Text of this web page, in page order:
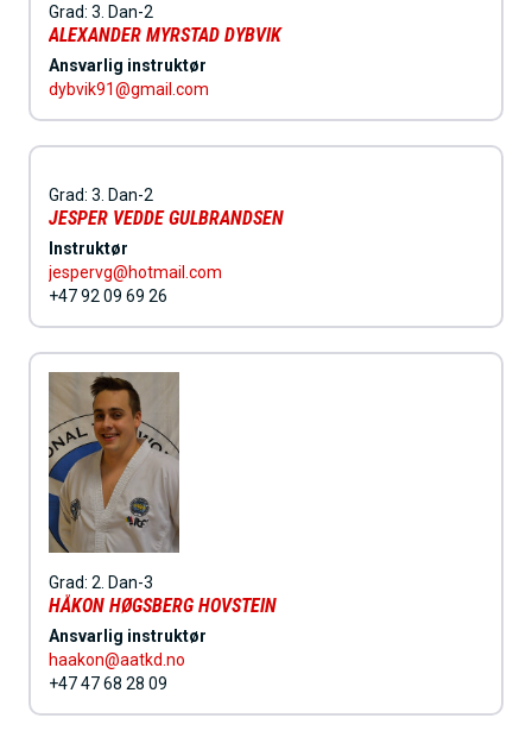
Grad: 3. Dan-2
ALEXANDER MYRSTAD DYBVIK
Ansvarlig instruktør
dybvik91@gmail.com
Grad: 3. Dan-2
JESPER VEDDE GULBRANDSEN
Instruktør
jespervg@hotmail.com
+47 92 09 69 26
Grad: 2. Dan-3
HÅKON HØGSBERG HOVSTEIN
Ansvarlig instruktør
haakon@aatkd.no
+47 47 68 28 09